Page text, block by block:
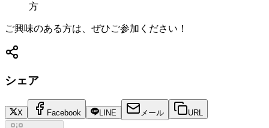
方
ご興味のある方は、ぜひご参加ください！
シェア
X Facebook LINE メール URL